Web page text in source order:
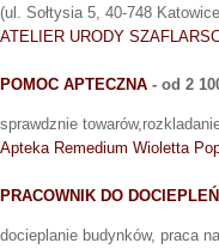
(ul. Sołtysia 5, 40-748
ATELIER URODY
POMOC APTECZNA - od 2
sprawdznie
Apteka Remedium Wioletta
PRACOWNIK DO
docieplanie budynków, praca